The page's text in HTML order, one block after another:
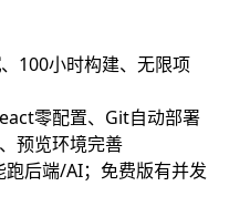
、100小时构建、无限项
零配置、Git自动部署
预览环境完善
后端/AI；免费版有并发